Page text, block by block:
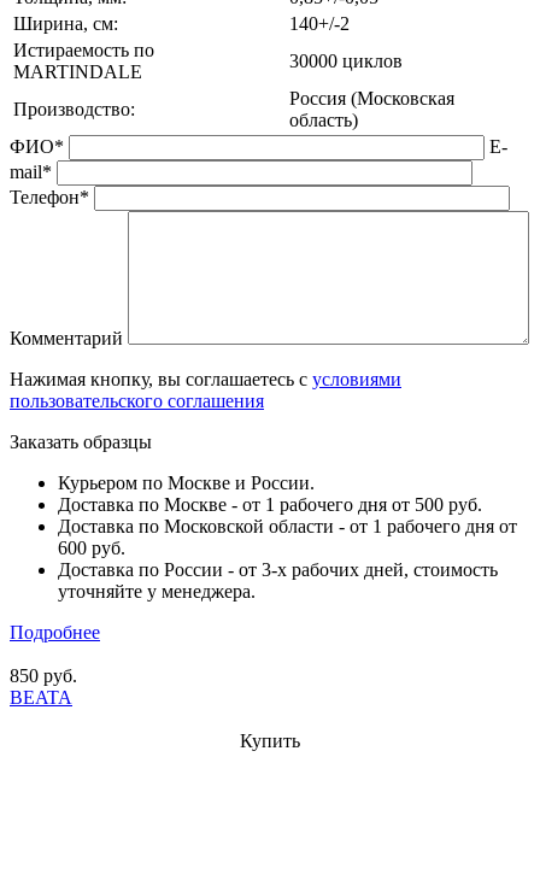
Ширина, см:
140+/-2
Истираемость по
MARTINDALE
30000 циклов
Производство:
Россия (Московская
область)
ФИО*
E-
mail*
Телефон*
Комментарий
Нажимая кнопку, вы соглашаетесь с условиями
пользовательского соглашения
Заказать образцы
Курьером по Москве и России.
Доставка по Москве - от 1 рабочего дня от 500 руб.
Доставка по Московской области - от 1 рабочего дня от
600 руб.
Доставка по России - от 3-х рабочих дней, стоимость
уточняйте у менеджера.
Подробнее
850 руб.
BEATA
Купить